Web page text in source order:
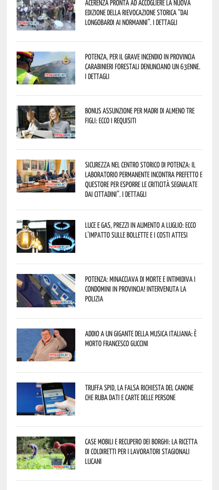
Acerenza pronta ad accogliere la nuova
edizione della rievocazione storica “Dai
Longobardi ai Normanni”. I dettagli
Potenza, per il grave incendio in Provincia
Carabinieri forestali denunciano un 63enne.
I dettagli
Bonus assunzione per madri di almeno tre
figli: ecco i requisiti
Sicurezza nel Centro Storico di Potenza: il
Laboratorio Permanente incontra Prefetto e
Questore per esporre le criticità segnalate
dai cittadini”. I dettagli
Luce e gas, prezzi in aumento a luglio: ecco
l’impatto sulle bollette e i costi attesi
Potenza: minacciava di morte e intimidiva i
condomini in provincia! Intervenuta la
Polizia
Addio a un gigante della musica italiana: è
morto Francesco Guccini
Truffa Spid, la falsa richiesta del canone
che ruba dati e carte delle persone
Case mobili e recupero dei borghi: la ricetta
di Coldiretti per i lavoratori stagionali
lucani